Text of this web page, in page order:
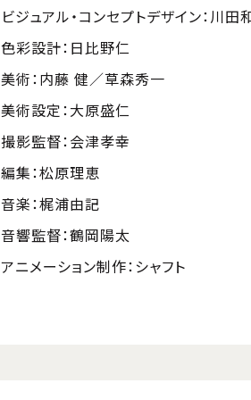
ビジュアル・コンセプトデザイン：川田
色彩設計：日比野仁
美術：内藤 健／草森秀一
美術設定：大原盛仁
撮影監督：会津孝幸
編集：松原理恵
音楽：梶浦由記
音響監督：鶴岡陽太
アニメーション制作：シャフト